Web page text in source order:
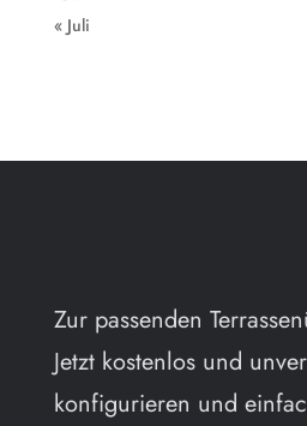
« Juli
Zur passenden
Jetzt kostenlos und
konfigurieren und